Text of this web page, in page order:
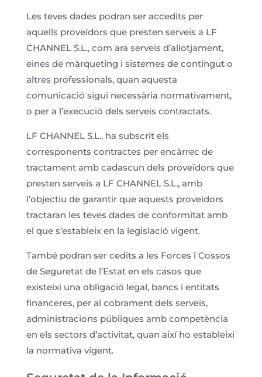
Les teves dades podran ser accedits per
aquells proveïdors que presten serveis a LF
CHANNEL S.L., com ara serveis d’allotjament,
eines de màrqueting i sistemes de contingut o
altres professionals, quan aquesta
comunicació sigui necessària normativament,
o per a l’execució dels serveis contractats.
LF CHANNEL S.L., ha subscrit els
corresponents contractes per encàrrec de
tractament amb cadascun dels proveïdors que
presten serveis a LF CHANNEL S.L., amb
l’objectiu de garantir que aquests proveïdors
tractaran les teves dades de conformitat amb
el que s’estableix en la legislació vigent.
També podran ser cedits a les Forces i Cossos
de Seguretat de l’Estat en els casos que
existeixi una obligació legal, bancs i entitats
financeres, per al cobrament dels serveis,
administracions públiques amb competència
en els sectors d’activitat, quan així ho estableixi
la normativa vigent.